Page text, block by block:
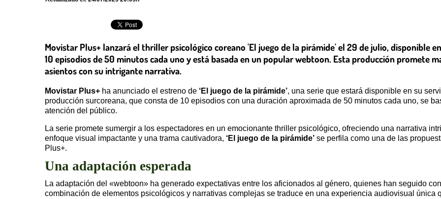
Movistar Plus+ lanzará el thriller psicológico coreano 'El juego de la pirámide' el 29 de julio, disponible
10 episodios de 50 minutos cada uno y está basada en un popular webtoon. Esta producción promete
asientos con su intrigante narrativa.
Movistar Plus+ ha anunciado el estreno de ‘El juego de la pirámide’, una serie que estará disponible en su
producción surcoreana, que consta de 10 episodios con una duración aproximada de 50 minutos cada uno, se
atención del público.
La serie promete sumergir a los espectadores en un emocionante thriller psicológico, ofreciendo una narrativa
enfoque visual impactante y una trama cautivadora, ‘El juego de la pirámide’ se perfila como una de las
Plus+.
Una adaptación esperada
La adaptación del «webtoon» ha generado expectativas entre los aficionados al género, quienes han seguido
combinación de elementos psicológicos y narrativas complejas se traduce en una experiencia audiovisual única